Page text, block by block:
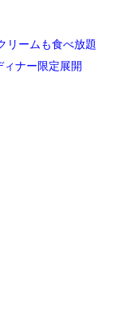
リームも食べ放題
ィナー限定展開